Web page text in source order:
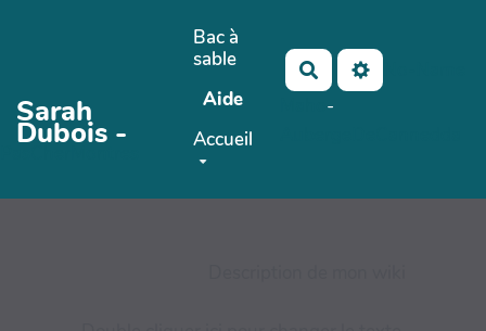
Aller au contenu principal
Sarah
Dubois -
Bac à
sable
Aide
Accueil
Rechercher
-